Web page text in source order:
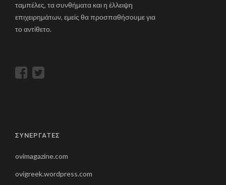
ταμπέλες, τα συνθήματα και η έλλειψη
επιχειρημάτων, εμείς θα προσπαθήσουμε για
το αντίθετο.
ΣΥΝΕΡΓΑΤΕΣ
ovimagazine.com
ovigreek.wordpress.com